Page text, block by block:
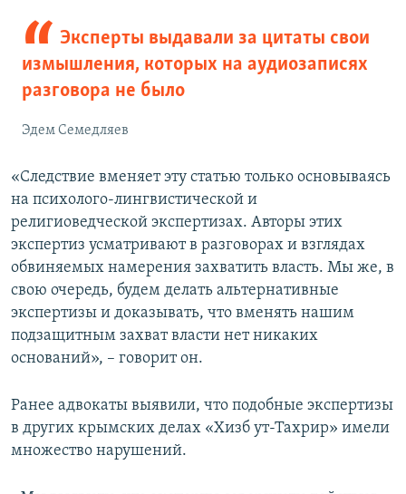
Эксперты выдавали за цитаты свои
измышления, которых на аудиозаписях
разговора не было
Эдем Семедляев
«Следствие вменяет эту статью только основываясь
на психолого-лингвистической и
религиоведческой экспертизах. Авторы этих
экспертиз усматривают в разговорах и взглядах
обвиняемых намерения захватить власть. Мы же, в
свою очередь, будем делать альтернативные
экспертизы и доказывать, что вменять нашим
подзащитным захват власти нет никаких
оснований», – говорит он.
Ранее адвокаты выявили, что подобные экспертизы
в других крымских делах «Хизб ут-Тахрир» имели
множество нарушений.